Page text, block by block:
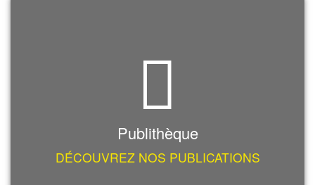
Publithèque
DÉCOUVREZ NOS PUBLICATIONS